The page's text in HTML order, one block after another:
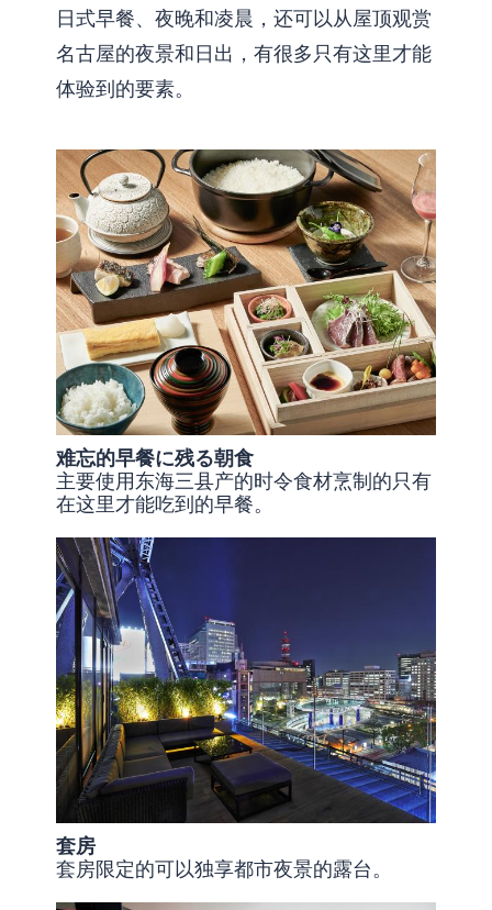
日式早餐、夜晚和凌晨，还可以从屋顶观赏
名古屋的夜景和日出，有很多只有这里才能
体验到的要素。
难忘的早餐に残る朝食
主要使用东海三县产的时令食材烹制的只有
在这里才能吃到的早餐。
套房
套房限定的可以独享都市夜景的露台。